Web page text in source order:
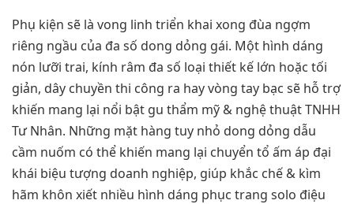
Phụ kiện sẽ là vong linh triển khai xong đùa ngợm
riêng ngầu của đa số dong dỏng gái. Một hình dáng
nón lưỡi trai, kính râm đa số loại thiết kế lớn hoặc tối
giản, dây chuyền thi công ra hay vòng tay bạc sẽ hỗ trợ
khiến mang lại nổi bật gu thẩm mỹ & nghệ thuật TNHH
Tư Nhân. Những mặt hàng tuy nhỏ dong dỏng dẫu
cầm nuốm có thể khiến mang lại chuyển tổ ấm áp đại
khái biệu tượng doanh nghiệp, giúp khắc chế & kìm
hãm khôn xiết nhiều hình dáng phục trang solo điệu